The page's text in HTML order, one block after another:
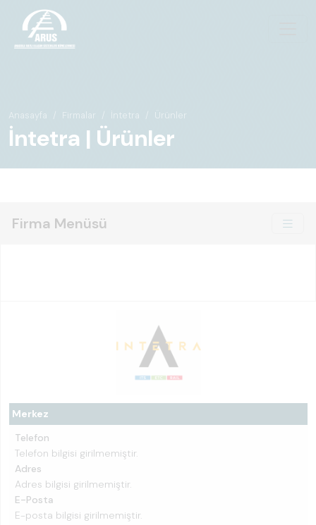
Anasayfa Firmalar İntetra Ürünler
İntetra | Ürünler
Firma Menüsü
Merkez
Telefon
Telefon bilgisi girilmemiştir.
Adres
Adres bilgisi girilmemiştir.
E-Posta
E-posta bilgisi girilmemiştir.